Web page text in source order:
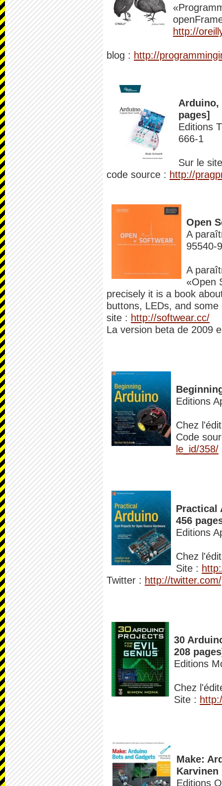
http://
blog : http://
Arduino,
pages]
Editions
666-1
Sur le
code source : http://
Open
A
95540-9
A
«Open
precisely it is a book
buttons, LEDs, and
site : http://softwear.cc/
La version beta de 2009
Editions
Chez
Code
le_id/358/
Practical
456
Editions
Chez
Site :
Twitter : http://
30
208
Editions
Chez
Site :
Make:
Karvinen
Editions